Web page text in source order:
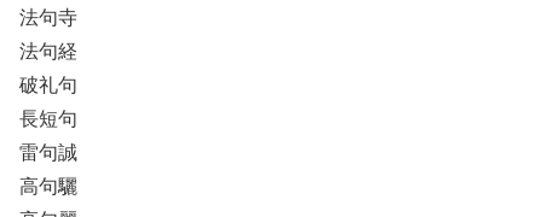
法句寺
法句経
破礼句
長短句
雷句誠
高句驪